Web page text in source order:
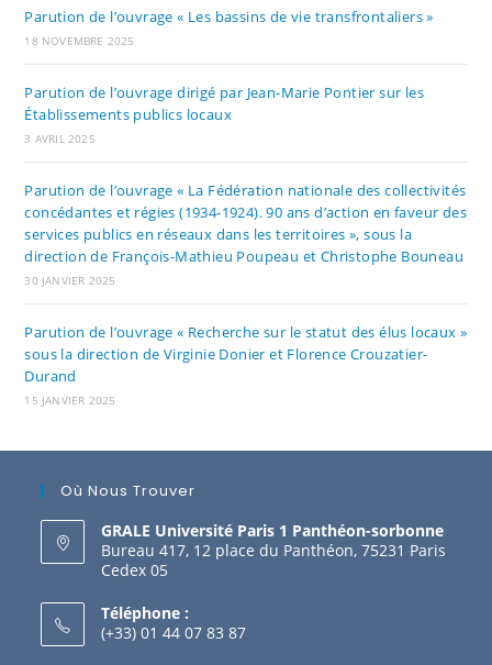
Parution de l’ouvrage « Les bassins de vie transfrontaliers »
18 NOVEMBRE 2025
Parution de l’ouvrage dirigé par Jean-Marie Pontier sur les
Établissements publics locaux
3 AVRIL 2025
Parution de l’ouvrage « La Fédération nationale des collectivités
concédantes et régies (1934-1924). 90 ans d’action en faveur des
services publics en réseaux dans les territoires », sous la
direction de François-Mathieu Poupeau et Christophe Bouneau
30 JANVIER 2025
Parution de l’ouvrage « Recherche sur le statut des élus locaux »
sous la direction de Virginie Donier et Florence Crouzatier-
Durand
15 JANVIER 2025
Où Nous Trouver
GRALE Université Paris 1 Panthéon-sorbonne
Bureau 417, 12 place du Panthéon, 75231 Paris
Cedex 05
Téléphone :
(+33) 01 44 07 83 87